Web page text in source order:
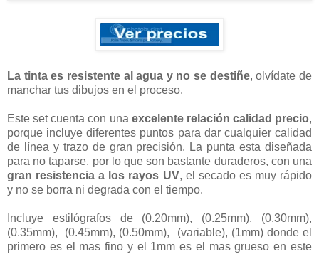
La tinta es resistente al agua y no se destiñe, olvídate de
manchar tus dibujos en el proceso.
Este set cuenta con una excelente relación calidad precio,
porque incluye diferentes puntos para dar cualquier calidad
de línea y trazo de gran precisión. La punta esta diseñada
para no taparse, por lo que son bastante duraderos, con una
gran resistencia a los rayos UV, el secado es muy rápido
y no se borra ni degrada con el tiempo.
Incluye estilógrafos de (0.20mm), (0.25mm), (0.30mm),
(0.35mm), (0.45mm), (0.50mm), (variable), (1mm) donde el
primero es el mas fino y el 1mm es el mas grueso en este